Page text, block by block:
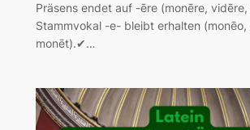
Präsens endet auf -ēre (monēre,
Stammvokal -e- bleibt erhalten (monēo,
monēt).✔…